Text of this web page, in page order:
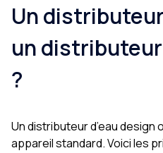
Un
un
?
Un distributeur d’eau design
appareil standard. Voici les